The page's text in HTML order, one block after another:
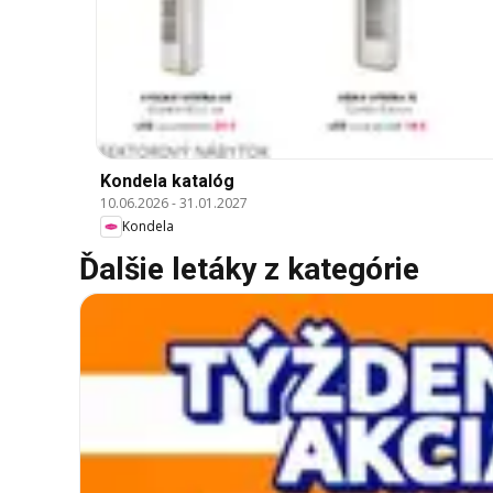
Kondela katalóg
10.06.2026-31.01.2027
Kondela
Ďalšie letáky z kategórie